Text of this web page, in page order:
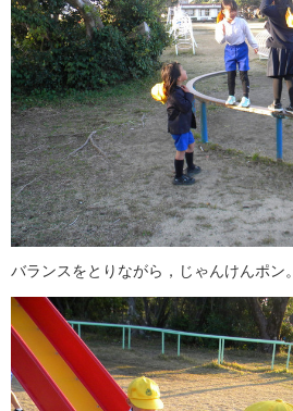
バランスをとりながら，じゃんけんポン。